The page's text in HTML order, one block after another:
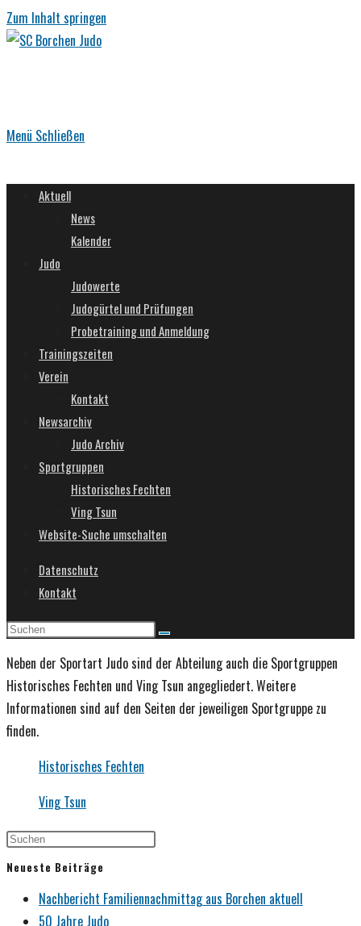
Zum Inhalt springen
Menü Schließen
Aktuell
News
Kalender
Judo
Judowerte
Judogürtel und Prüfungen
Probetraining und Anmeldung
Trainingszeiten
Verein
Kontakt
Newsarchiv
Judo Archiv
Sportgruppen
Historisches Fechten
Ving Tsun
Website-Suche umschalten
Datenschutz
Kontakt
Neben der Sportart Judo sind der Abteilung auch die Sportgruppen
Historisches Fechten und Ving Tsun angegliedert. Weitere
Informationen sind auf den Seiten der jeweiligen Sportgruppe zu
finden.
Historisches Fechten
Ving Tsun
Neueste Beiträge
Nachbericht Familiennachmittag aus Borchen aktuell
50 Jahre Judo